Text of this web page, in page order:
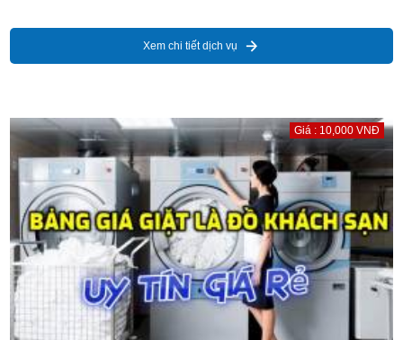
Xem chi tiết dịch vụ
Giá : 10,000 VNĐ